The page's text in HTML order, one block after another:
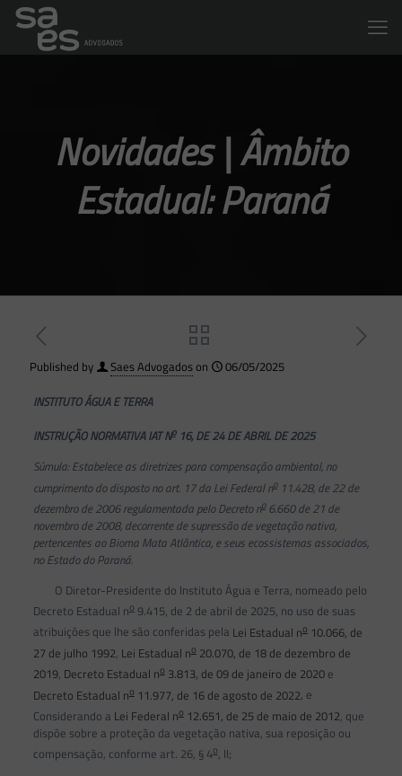
Novidades | Âmbito
Estadual: Paraná
Published by Saes Advogadoson
06/05/2025
INSTITUTO ÁGUA E TERRA
INSTRUÇÃO NORMATIVA IAT No16, DE 24 DE ABRIL DE 2025
Súmula: Estabelece as diretrizes para compensação ambiental, no
cumprimento do disposto no art. 17 da Lei Federal no11.428, de 22 de
dezembro de 2006 regulamentada pelo Decreto no6.660 de 21 de
novembro de 2008, decorrente de supressão de vegetação nativa,
pertencentes ao Bioma Mata Atlântica, e seus ecossistemas associados,
no Estado do Paraná.
O Diretor-Presidente do Instituto Água e Terra, nomeado pelo
Decreto Estadual no9.415, de 2 de abril de 2025, no uso de suas
atribuições que lhe são conferidas pela Lei Estadual no10.066, de
27 de julho 1992, Lei Estadual no20.070, de 18 de dezembro de
2019, Decreto Estadual no3.813, de 09 de janeiro de 2020e
Decreto Estadual no11.977, de 16 de agosto de 2022, e
Considerando a Lei Federal no12.651, de 25 de maio de 2012, que
dispõe sobre a proteção da vegetação nativa, sua reposição ou
compensação, conforme art. 26, § 4o, II;